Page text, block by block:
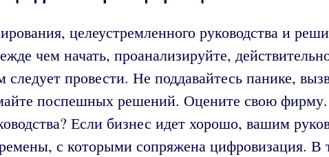
целеустремленного руководства и
чем начать, проанализируйте,
провести. Не поддавайтесь панике,
поспешных решений. Оцените свою фирму.
Если бизнес идет хорошо, вашим
с которыми сопряжена цифровизация. В